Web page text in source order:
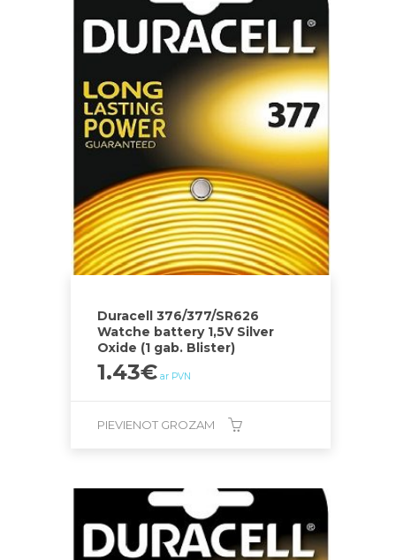
Duracell 376/377/SR626
Watche battery 1,5V Silver
Oxide (1 gab. Blister)
1.43€ ar PVN
PIEVIENOT GROZAM